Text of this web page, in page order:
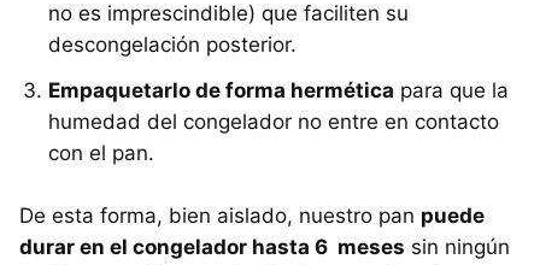
no es imprescindible) que faciliten su
descongelación posterior.
Empaquetarlo de forma hermética para que la
humedad del congelador no entre en contacto
con el pan.
De esta forma, bien aislado, nuestro pan puede
durar en el congelador hasta 6 meses sin ningún